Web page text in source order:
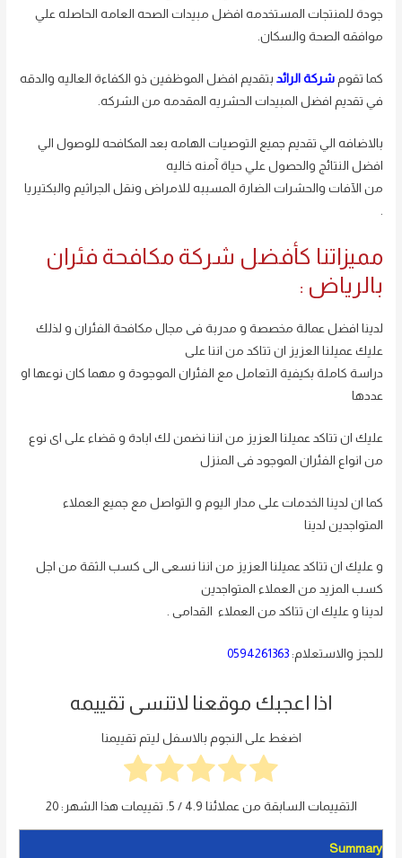
جودة للمنتجات المستخدمه افضل مبيدات الصحه العامه الحاصله علي
موافقه الصحة والسكان.
كما تقومشركة الرائد بتقديم افضل الموظفين ذو الكفاءة العاليه والدقه
في تقديم افضل المبيدات الحشريه المقدمه من الشركه.
بالاضافه الي تقديم جميع التوصيات الهامه بعد المكافحه للوصول الي
افضل النتائج والحصول علي حياة آمنه خاليه
من الآفات والحشرات الضارة المسببه للامراض ونقل الجراثيم والبكتيريا
مميزاتنا كأفضل شركة مكافحة فئران
بالرياض :
لدينا افضل عمالة مخصصة و مدربة فى مجال مكافحة الفئران و لذلك
عليك عميلنا العزيز ان تتاكد من اننا على
دراسة كاملة بكيفية التعامل مع الفئران الموجودة و مهما كان نوعها او
عددها
عليك ان تتاكد عميلنا العزيز من اننا نضمن لك ابادة و قضاء على اى نوع
من انواع الفئران الموجود فى المنزل
كما ان لدينا الخدمات على مدار اليوم و التواصل مع جميع العملاء
المتواجدين لدينا
و عليك ان تتاكد عميلنا العزيز من اننا نسعى الى كسب الثقة من اجل
كسب المزيد من العملاء المتواجدين
لدينا و عليك ان تتاكد من العملاء القدامى .
للحجز والاستعلام:0594261363
اذا اعجبك موقعنا لاتنسى تقييمه
اضغط على النجوم بالاسفل ليتم تقييمنا
التقييمات السابقة من عملائنا 4.9 / 5. تقييمات هذا الشهر: 20
Summary